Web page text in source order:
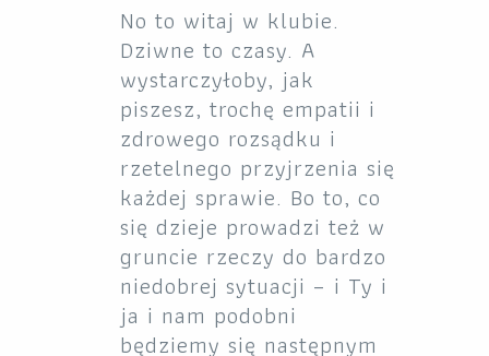
No to witaj w klubie.
Dziwne to czasy. A
wystarczyłoby, jak
piszesz, trochę empatii i
zdrowego rozsądku i
rzetelnego przyjrzenia się
każdej sprawie. Bo to, co
się dzieje prowadzi też w
gruncie rzeczy do bardzo
niedobrej sytuacji – i Ty i
ja i nam podobni
będziemy się następnym